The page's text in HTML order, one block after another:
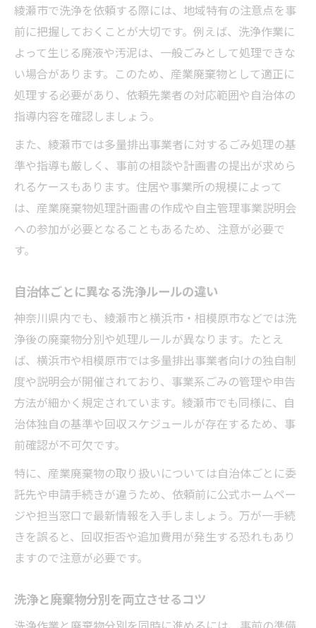
綾瀬市で洗浄を依頼する際には、地域特有の注意点を事
前に把握しておくことが大切です。例えば、洗浄作業に
よって生じる廃液や汚泥は、一般ごみとして処理できな
い場合があります。このため、産業廃棄物として適正に
処理する必要があり、依頼先業者の対応範囲や自治体の
指導内容を確認しましょう。
また、綾瀬市では多量排出事業者に対するごみ処理の基
準や指導も厳しく、事前の相談や計画書の提出が求めら
れるケースもあります。住居や事業所の規模によって
は、産業廃棄物処理計画書の作成や自主管理事業説明会
への参加が必要となることもあるため、注意が必要で
す。
自治体ごとに異なる洗浄ルールの違い
神奈川県内でも、綾瀬市と横浜市・相模原市などでは洗
浄後の廃棄物分別や処理ルールが異なります。たとえ
ば、横浜市や相模原市では多量排出事業者向けの独自制
度や説明会が開催されており、事業系ごみの管理や申告
方法が細かく規定されています。綾瀬市でも同様に、自
治体独自の基準や回収スケジュールが存在するため、事
前確認が不可欠です。
特に、産業廃棄物の取り扱いについては自治体ごとに委
託先や申請手続きが違うため、依頼前に公式ホームペー
ジや担当窓口で最新情報を入手しましょう。万が一手続
きを誤ると、回収拒否や追加費用が発生する恐れもあり
ますので注意が必要です。
洗浄と廃棄物分別を両立させるコツ